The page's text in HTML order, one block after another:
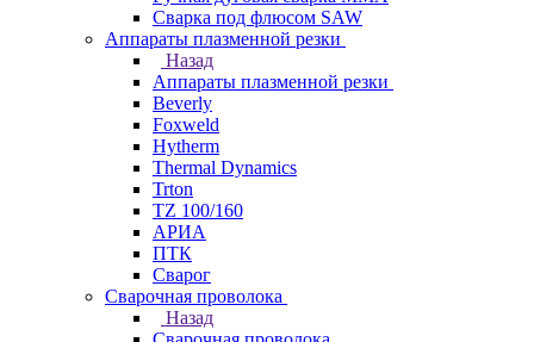
Сварка под флюсом SAW
Аппараты плазменной резки
Назад
Аппараты плазменной резки
Beverly
Foxweld
Hytherm
Thermal Dynamics
Trton
TZ 100/160
АРИА
ПТК
Сварог
Сварочная проволока
Назад